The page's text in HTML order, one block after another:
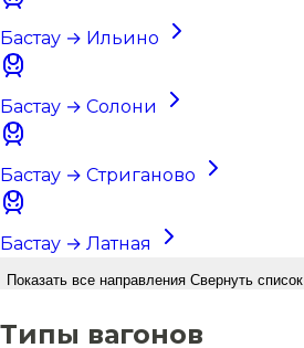
Бастау → Ильино
Бастау → Солони
Бастау → Стриганово
Бастау → Латная
Показать все направления Свернуть список
Типы вагонов